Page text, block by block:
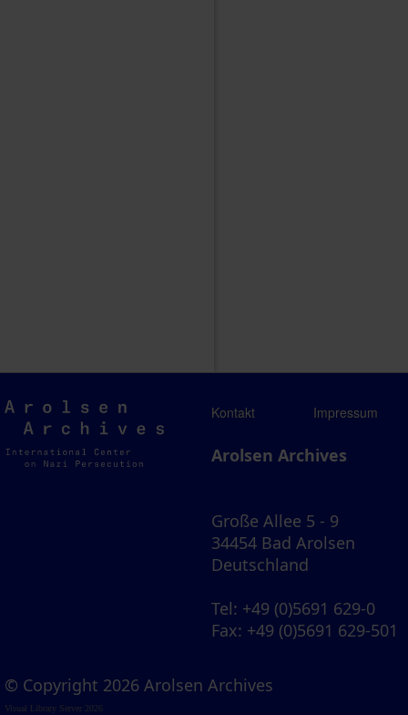
Arolsen
Archives
Kontakt Impressum
Arolsen Archives
Große Allee 5 - 9
34454 Bad Arolsen
Deutschland
Tel: +49 (0)5691 629-0
Fax: +49 (0)5691 629-501
© Copyright 2026 Arolsen Archives
Visual Library Server 2026